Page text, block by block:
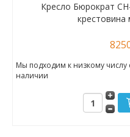
Кресло Бюрократ
крестовина
Мы подходим к низкому числу
наличии